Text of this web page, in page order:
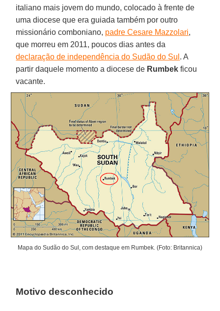
italiano mais jovem do mundo, colocado à frente de
uma diocese que era guiada também por outro
missionário comboniano, padre Cesare Mazzolari,
que morreu em 2011, poucos dias antes da
declaração de independência do Sudão do Sul . A
partir daquele momento a diocese de Rumbek ficou
vacante.
Mapa do Sudão do Sul, com destaque em Rumbek. (Foto: Britannica)
Motivo desconhecido